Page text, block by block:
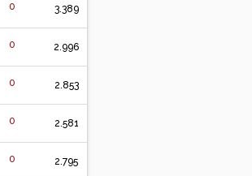
0 3.389
0 2.996
0 2.853
0 2.581
0 2.795